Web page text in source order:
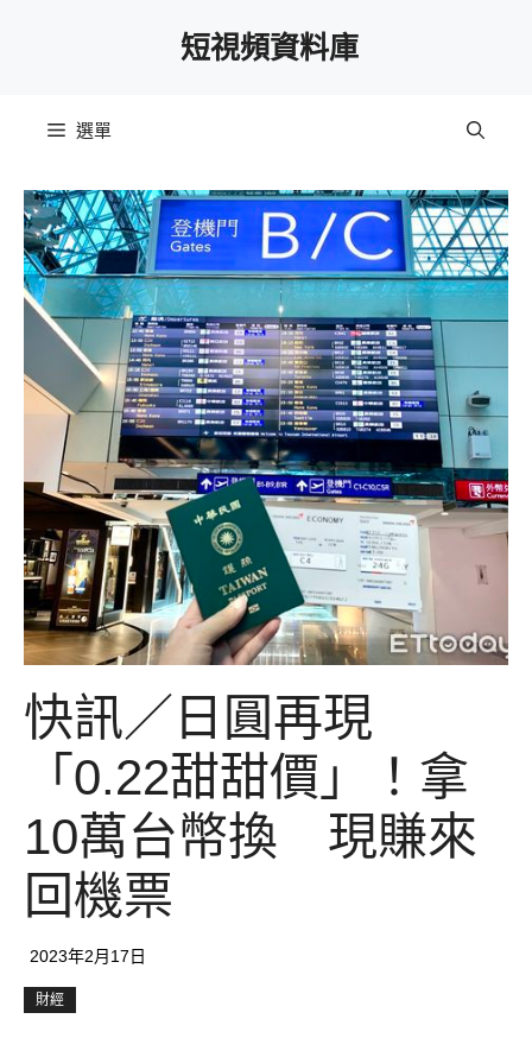
短視頻資料庫
選單
快訊／日圓再現
「0.22甜甜價」！拿
10萬台幣換 現賺來
回機票
2023年2月17日
財經